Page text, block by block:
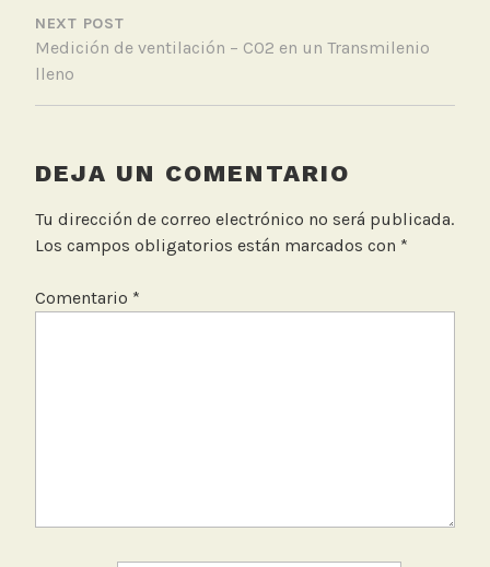
a
A
NEXT POST
Medición de ventilación – CO2 en un Transmilenio
lleno
DEJA UN COMENTARIO
Tu dirección de correo electrónico no será publicada.
Los campos obligatorios están marcados con *
Comentario *